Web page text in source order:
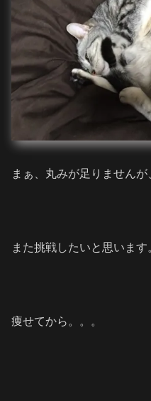
まぁ、丸みが足りませんが
また挑戦したいと思います
痩せてから。。。